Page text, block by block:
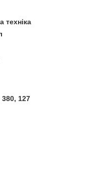
техніка
380, 127